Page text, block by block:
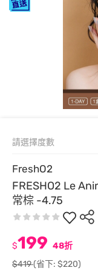
FreshO2
FRESHO2 Le
常棕 -4.75
$199 48折
$419(省下: $220)
請選擇度數